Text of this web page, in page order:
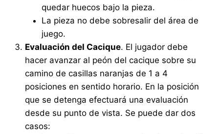
quedar huecos bajo la pieza.
La pieza no debe sobresalir del área de
juego.
Evaluación del Cacique. El jugador debe
hacer avanzar al peón del cacique sobre su
camino de casillas naranjas de 1 a 4
posiciones en sentido horario. En la posición
que se detenga efectuará una evaluación
desde su punto de vista. Se puede dar dos
casos: